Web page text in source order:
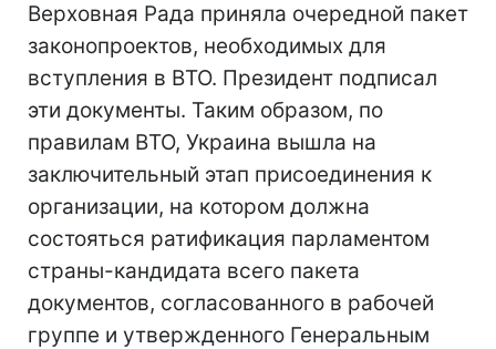
Верховная Рада приняла очередной пакет
законопроектов, необходимых для
вступления в ВТО. Президент подписал
эти документы. Таким образом, по
правилам ВТО, Украина вышла на
заключительный этап присоединения к
организации, на котором должна
состояться ратификация парламентом
страны-кандидата всего пакета
документов, согласованного в рабочей
группе и утвержденного Генеральным